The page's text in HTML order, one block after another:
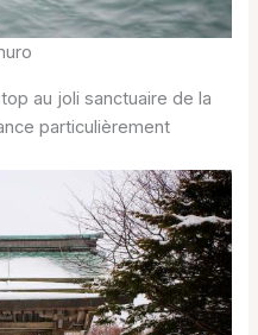
au joli sanctuaire de la
particulièrement